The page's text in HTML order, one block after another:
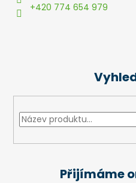
+420 774 654 979
Přijímáme